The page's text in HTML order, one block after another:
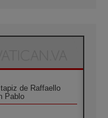
de Raffaello
Pablo